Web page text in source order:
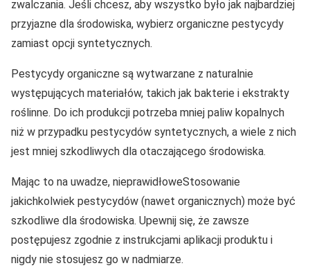
zwalczania. Jeśli chcesz, aby wszystko było jak najbardziej
przyjazne dla środowiska, wybierz organiczne pestycydy
zamiast opcji syntetycznych.
Pestycydy organiczne są wytwarzane z naturalnie
występujących materiałów, takich jak bakterie i ekstrakty
roślinne. Do ich produkcji potrzeba mniej paliw kopalnych
niż w przypadku pestycydów syntetycznych, a wiele z nich
jest mniej szkodliwych dla otaczającego środowiska.
Mając to na uwadze, nieprawidłoweStosowanie
jakichkolwiek pestycydów (nawet organicznych) może być
szkodliwe dla środowiska. Upewnij się, że zawsze
postępujesz zgodnie z instrukcjami aplikacji produktu i
nigdy nie stosujesz go w nadmiarze.